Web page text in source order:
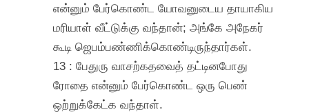
என்னும் பேர்கொண்ட யோவனுடைய தாயாகிய
மரியாள் வீட்டுக்கு வந்தான்; அங்கே அநேகர்
கூடி ஜெபம்பண்ணிக்கொண்டிருந்தார்கள்.
13 : பேதுரு வாசற்கதவைத் தட்டினபோது
ரோதை என்னும் பேர்கொண்ட ஒரு பெண்
ஒற்றுக்கேட்க வந்தாள்.